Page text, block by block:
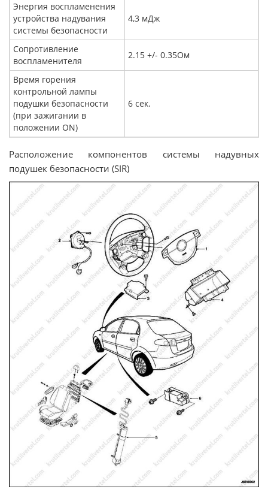
Энергия воспламенения
устройства надувания
системы безопасности
4,3 мДж
Сопротивление
воспламенителя
2.15 +/- 0.35Ом
Время горения
контрольной лампы
подушки безопасности
(при зажигании в
положении ON)
6 сек.
Расположение компонентов системы надувных
подушек безопасности (SIR)